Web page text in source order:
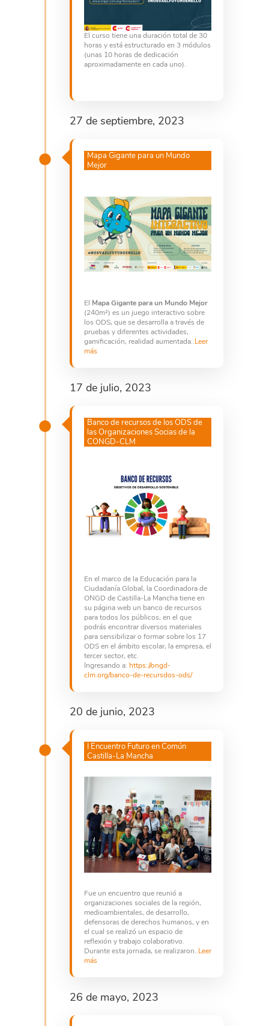
El curso tiene una duración total de 30
horas y está estructurado en 3 módulos
(unas 10 horas de dedicación
aproximadamente en cada uno).
27 de septiembre, 2023
Mapa Gigante para un Mundo
Mejor
El Mapa Gigante para un Mundo Mejor
(240m²) es un juego interactivo sobre
los ODS, que se desarrolla a través de
pruebas y diferentes actividades,
gamificación, realidad aumentada..Leer
más
17 de julio, 2023
Banco de recursos de los ODS de
las Organizaciones Socias de la
CONGD-CLM
En el marco de la Educación para la
Ciudadanía Global, la Coordinadora de
ONGD de Castilla-La Mancha tiene en
su página web un banco de recursos
para todos los públicos, en el que
podrás encontrar diversos materiales
para sensibilizar o formar sobre los 17
ODS en el ámbito escolar, la empresa, el
tercer sector, etc.
Ingresando a: https://ongd-
clm.org/banco-de-recursdos-ods/
20 de junio, 2023
I Encuentro Futuro en Común
Castilla-La Mancha
Fue un encuentro que reunió a
organizaciones sociales de la región,
medioambientales, de desarrollo,
defensoras de derechos humanos, y en
el cual se realizó un espacio de
reflexión y trabajo colaborativo.
Durante esta jornada, se realizaron..Leer
más
26 de mayo, 2023